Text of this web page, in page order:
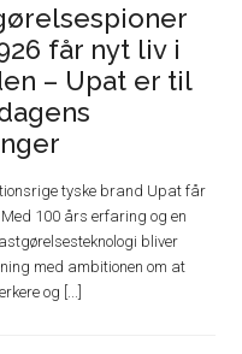
får nyt liv i
– Upat er til
tyske brand Upat får
100 års erfaring og en
bliver
med ambitionen om at
og [...]